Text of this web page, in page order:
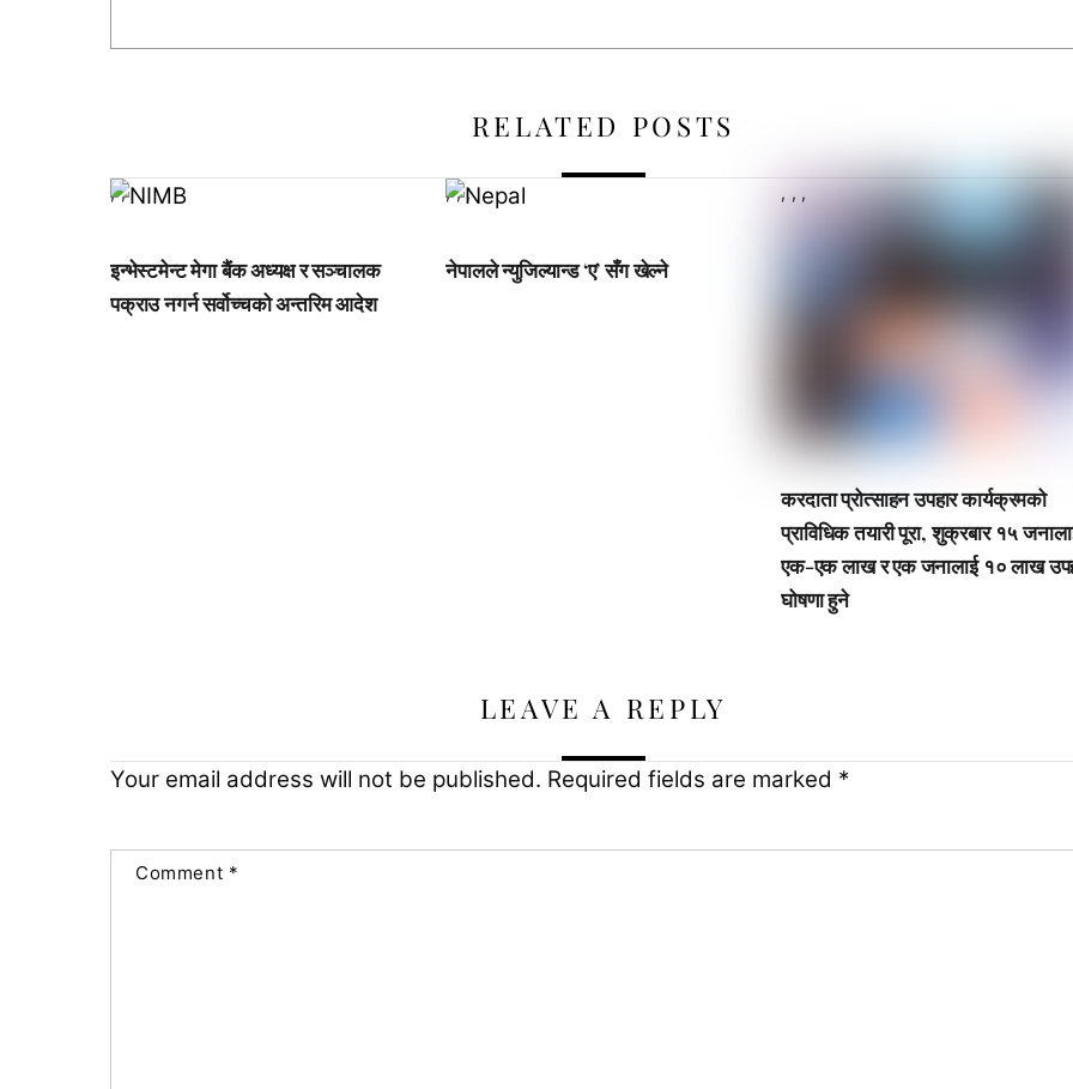
RELATED POSTS
,,
इन्भेस्टमेन्ट मेगा बैंक अध्यक्ष र सञ्चालक
पक्राउ नगर्न सर्वोच्चको अन्तरिम आदेश
,,,
नेपालले न्युजिल्यान्ड ‘ए’ सँग खेल्ने
, , ,
करदाता प्रोत्साहन उपहार कार्यक्रमको
प्राविधिक तयारी पूरा, शुक्रबार १५
एक-एक लाख र एक जनालाई १० लाख
घोषणा हुने
LEAVE A REPLY
Your email address will not be published. Required fields are marked *
Comment *